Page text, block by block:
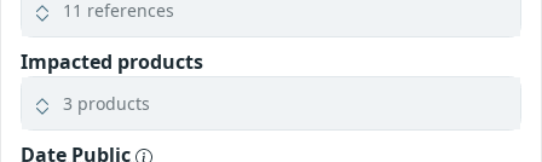
11 references
Impacted products
3 products
Date Public